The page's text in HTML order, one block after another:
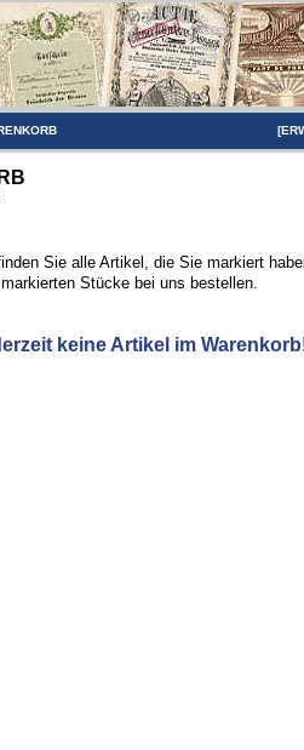
[
Sie alle Artikel, die Sie markiert
Stücke bei uns bestellen.
keine Artikel im